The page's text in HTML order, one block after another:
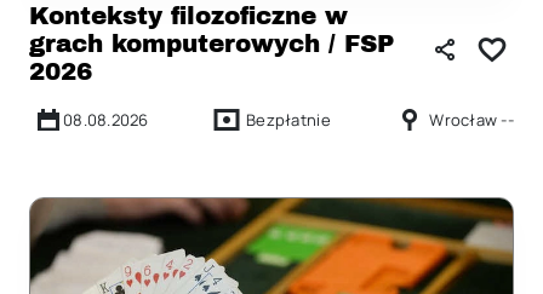
Konteksty filozoficzne w
grach komputerowych / FSP
2026
08.08.2026 Bezpłatnie Wrocław --